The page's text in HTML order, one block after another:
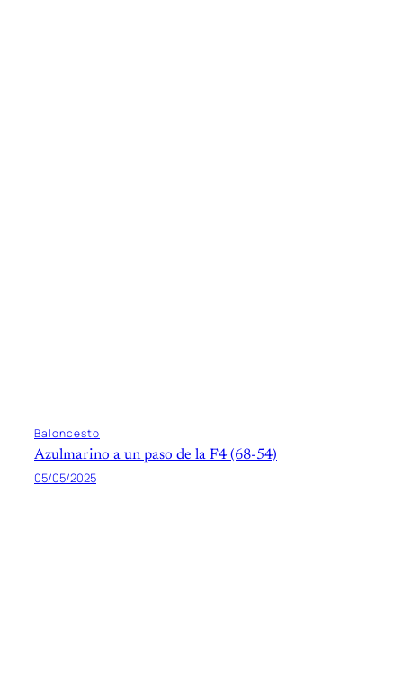
Baloncesto
Azulmarino a un paso de la F4 (68-54)
05/05/2025